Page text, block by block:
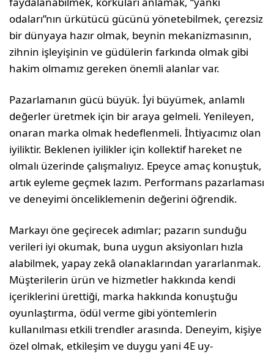
odaları”nın ürkütücü gücünü yönetebil­mek, çerezsiz
bir dünyaya hazır olmak, beynin mekanizmasının,
zihnin işleyişinin ve güdüle­rin farkında olmak gibi
hakim olmamız gereken önemli alanlar var.
Pazarlamanın gücü büyük. İyi büyümek, anlamlı
değerler üretmek için bir araya gelmeli. Yenileyen,
onaran marka olmak hedeflenmeli. İhtiyacımız olan
iyiliktir. Beklenen iyilikler için kollektif hare­ket ne
olmalı üzerinde çalışmalıyız. Epeyce amaç konuştuk,
artık eyleme geçmek lazım. Performans pazarlaması
ve deneyimi önceliklemenin değerini öğrendik.
Markayı öne geçirecek adımlar; pazarın sunduğu
verileri iyi okumak, buna uygun aksiyonları hızla
alabilmek, yapay zekâ olanaklarından yararlan­mak.
Müşterilerin ürün ve hizmetler hakkında kendi
içeriklerini ürettiği, marka hakkında konuş­tuğu
oyunlaştırma, ödül verme gibi yöntemlerin
kullanılması etkili trendler arasında. Deneyim, kişiye
özel olmak, etkileşim ve duygu yani 4E uy­